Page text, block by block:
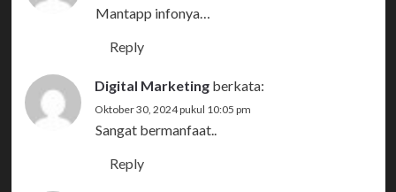
Mantapp infonya…
Reply
Digital Marketing berkata:
Oktober 30, 2024 pukul 10:05 pm
Sangat bermanfaat..
Reply